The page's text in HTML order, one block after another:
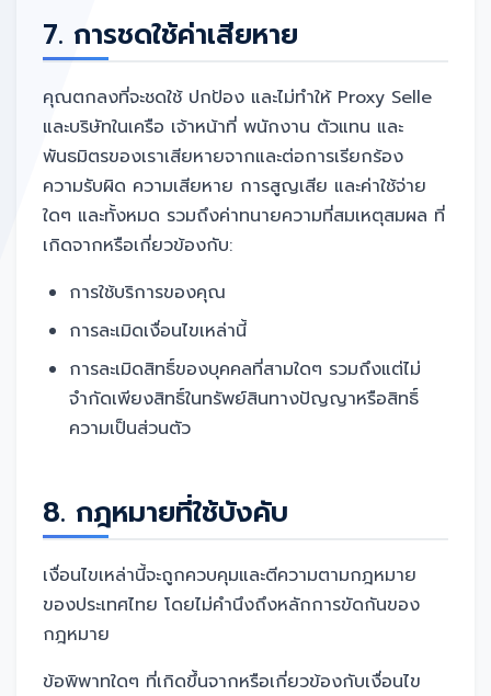
7. การชดใช้ค่าเสียหาย
คุณตกลงที่จะชดใช้ ปกป้อง และไม่ทำให้ Proxy Selle
และบริษัทในเครือ เจ้าหน้าที่ พนักงาน ตัวแทน และ
พันธมิตรของเราเสียหายจากและต่อการเรียกร้อง
ความรับผิด ความเสียหาย การสูญเสีย และค่าใช้จ่าย
ใดๆ และทั้งหมด รวมถึงค่าทนายความที่สมเหตุสมผล ที่
เกิดจากหรือเกี่ยวข้องกับ:
การใช้บริการของคุณ
การละเมิดเงื่อนไขเหล่านี้
การละเมิดสิทธิ์ของบุคคลที่สามใดๆ รวมถึงแต่ไม่
จำกัดเพียงสิทธิ์ในทรัพย์สินทางปัญญาหรือสิทธิ์
ความเป็นส่วนตัว
8. กฎหมายที่ใช้บังคับ
เงื่อนไขเหล่านี้จะถูกควบคุมและตีความตามกฎหมาย
ของประเทศไทย โดยไม่คำนึงถึงหลักการขัดกันของ
กฎหมาย
ข้อพิพาทใดๆ ที่เกิดขึ้นจากหรือเกี่ยวข้องกับเงื่อนไข